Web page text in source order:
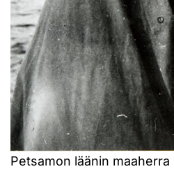
Petsamon läänin